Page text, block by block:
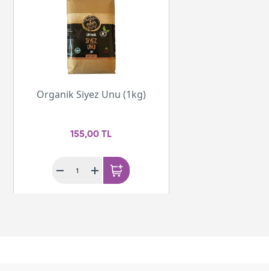
Organik Siyez Unu (1kg)
155,00 TL